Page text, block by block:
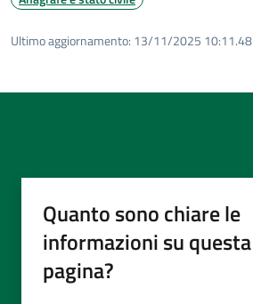
Ultimo aggiornamento: 13/11/2025 10:11.48
Quanto sono chiare le
informazioni su questa
pagina?